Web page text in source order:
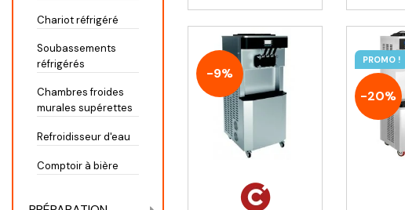
Chariot réfrigéré
Soubassements
réfrigérés
Chambres froides
murales supérettes
Refroidisseur d'eau
Comptoir à bière
-9%
PROMO !
-20%